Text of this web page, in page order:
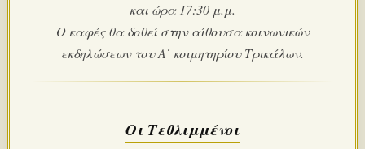
και ώρα 17:30 μ.μ.
Ο καφές θα δοθεί στην αίθουσα κοινωνικών
εκδηλώσεων του Α΄ κοιμητηρίου Τρικάλων.
Οι Τεθλιμμένοι